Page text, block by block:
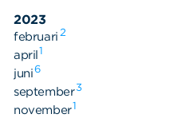
2023
februari 2
april1
juni6
september3
november1